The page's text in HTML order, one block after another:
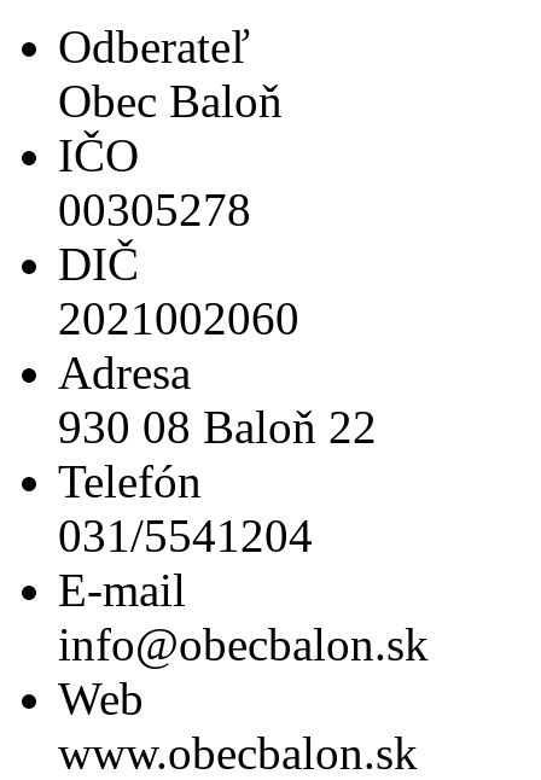
Odberateľ
Obec Baloň
IČO
00305278
DIČ
2021002060
Adresa
930 08 Baloň 22
Telefón
031/5541204
E-mail
info@obecbalon.sk
Web
www.obecbalon.sk